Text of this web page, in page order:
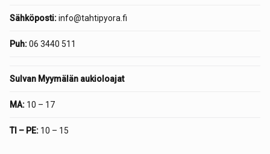
Sähköposti:info@tahtipyora.fi
Puh:06 3440 511
Sulvan Myymälän aukioloajat
MA: 10 – 17
TI – PE: 10 – 15